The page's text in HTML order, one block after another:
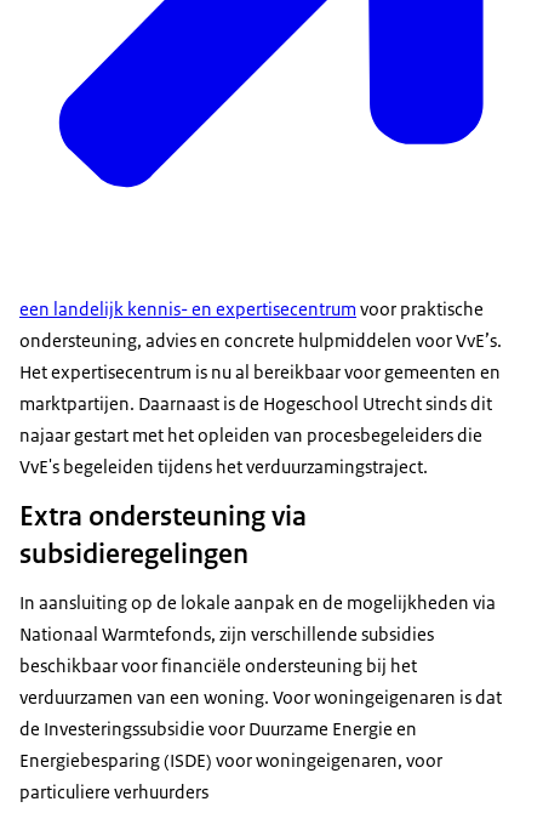
een landelijk kennis- en expertisecentrum voor praktische
ondersteuning, advies en concrete hulpmiddelen voor VvE’s.
Het expertisecentrum is nu al bereikbaar voor gemeenten en
marktpartijen. Daarnaast is de Hogeschool Utrecht sinds dit
najaar gestart met het opleiden van procesbegeleiders die
VvE's begeleiden tijdens het verduurzamingstraject.
Extra ondersteuning via
subsidieregelingen
In aansluiting op de lokale aanpak en de mogelijkheden via
Nationaal Warmtefonds, zijn verschillende subsidies
beschikbaar voor financiële ondersteuning bij het
verduurzamen van een woning. Voor woningeigenaren is dat
de Investeringssubsidie voor Duurzame Energie en
Energiebesparing (ISDE) voor woningeigenaren, voor
particuliere verhuurders